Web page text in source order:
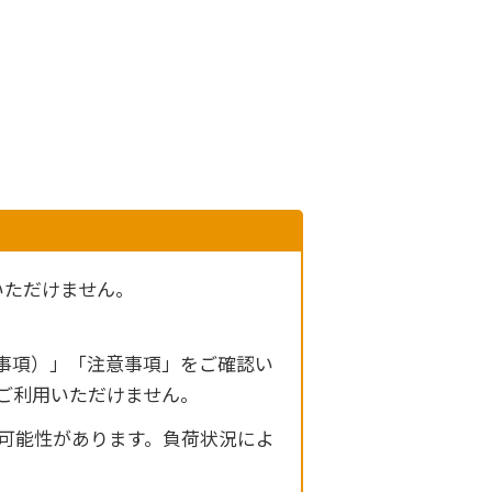
だけません。
項）」「注意事項」をご確認い
用いただけません。
能性があります。負荷状況によ